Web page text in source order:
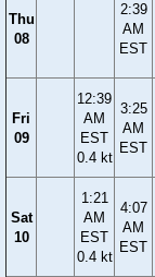
Thu
08
2:39
AM
EST
Fri
09
12:39
AM
EST
0.4 kt
3:25
AM
EST
Sat
10
1:21
AM
EST
0.4 kt
4:07
AM
EST